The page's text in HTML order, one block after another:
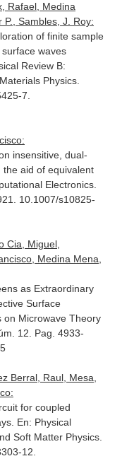
Rafael, Medina
Sambles, J. Roy:
of finite sample
waves
Review B:
Physics.
7.
insensitive, dual-
aid of equivalent
Electronics.
10.1007/s10825-
Cia, Miguel,
Medina Mena,
as Extraordinary
Surface
on Microwave Theory
12. Pag. 4933-
Berral, Raul, Mesa,
for coupled
En: Physical
Soft Matter Physics.
12.